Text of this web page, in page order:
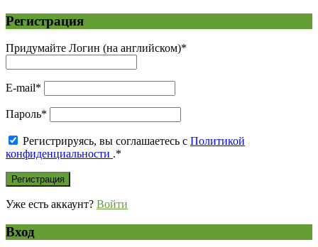
Регистрация
Придумайте Логин (на английском)*
E-mail*
Пароль*
Регистрируясь, вы соглашаетесь с Политикой
конфиденциальности .*
Уже есть аккаунт? Войти
Вход